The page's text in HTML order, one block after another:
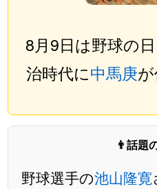
8月9日は野球の
治時代に中馬庚
👨話題
野球選手の池山隆寛